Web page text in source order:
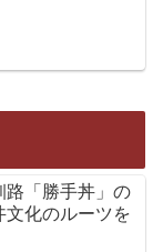
路「勝手丼」の
文化のルーツを